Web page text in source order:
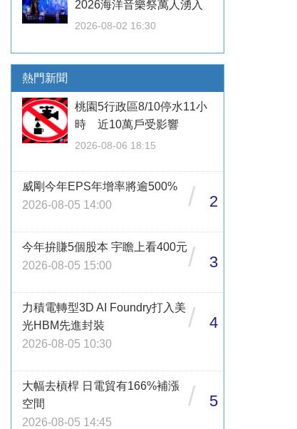
2026海洋音樂祭萬人湧入
2026-08-02 16:30
熱門新聞
桃園5行政區8/10停水11小
時 近10萬戶受影響
2026-08-06 18:15
威剛今年EPS年增率將逾500%
2026-08-05 14:00
/ 2
今年拚賺5個股本 宇瞻上看400元
2026-08-05 15:00
/ 3
力積電轉型3D AI Foundry打入美
光HBM先進封裝
2026-08-05 10:30
/ 4
大幅去槓桿 日電貿有166%補漲
空間
2026-08-05 14:45
/ 5